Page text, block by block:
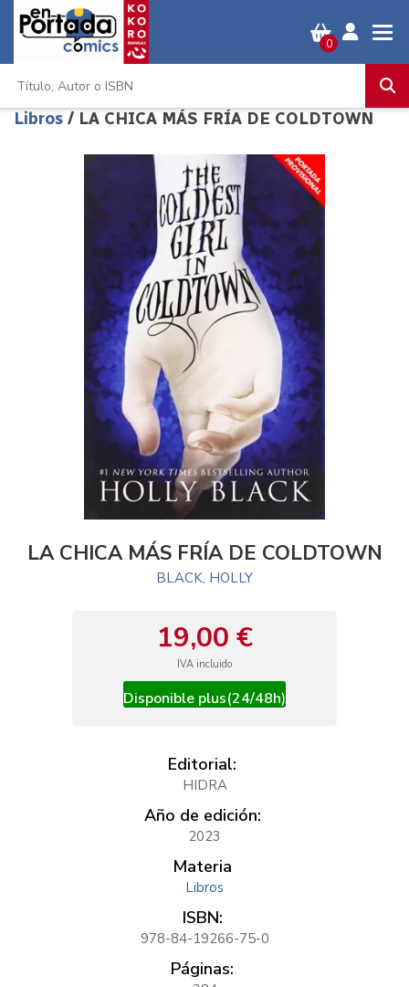
0
Libros / LA CHICA MÁS FRÍA DE COLDTOWN
LA CHICA MÁS FRÍA DE COLDTOWN
BLACK, HOLLY
19,00 €
IVA incluido
Disponible plus(24/48h)
Editorial:
HIDRA
Año de edición:
2023
Materia
Libros
ISBN:
978-84-19266-75-0
Páginas: